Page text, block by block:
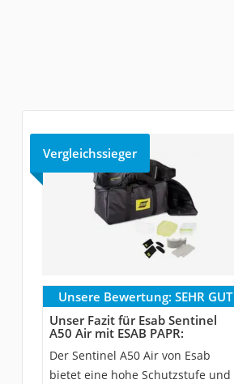
Vergleichssieger
Unsere Bewertung: SEHR GUT
Unser Fazit für Esab Sentinel
A50 Air mit ESAB PAPR:
Der Sentinel A50 Air von Esab
bietet eine hohe Schutzstufe und